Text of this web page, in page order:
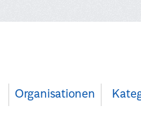
Organisationen